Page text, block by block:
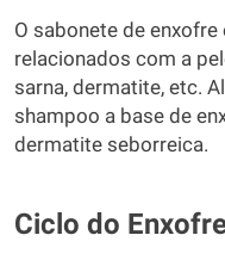
O sabonete de
relacionados com a
sarna, dermatite, etc.
shampoo a base de
dermatite seborreica.
Ciclo do